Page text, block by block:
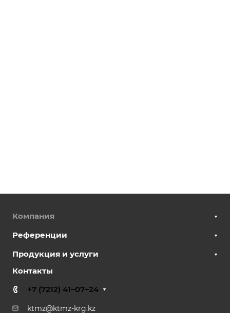
Компания
Референции
Продукция и услуги
Контакты
+7 (7212) 41–07–24
ktmz@ktmz-krg.kz